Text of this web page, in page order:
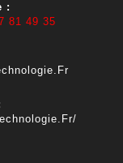
:
81 49 35